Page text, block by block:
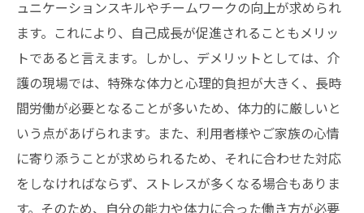
ュニケーションスキルやチームワークの向上が求められ
ます。これにより、自己成長が促進されることもメリッ
トであると言えます。しかし、デメリットとしては、介
護の現場では、特殊な体力と心理的負担が大きく、長時
間労働が必要となることが多いため、体力的に厳しいと
いう点があげられます。また、利用者様やご家族の心情
に寄り添うことが求められるため、それに合わせた対応
をしなければならず、ストレスが多くなる場合もありま
す。そのため、自分の能力や体力に合った働き方が必要